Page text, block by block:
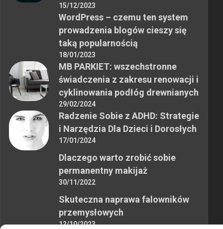
15/12/2023
WordPress – czemu ten system
prowadzenia blogów cieszy się
taką popularnością
18/01/2023
MB PARKIET: wszechstronne
świadczenia z zakresu renowacji i
cyklinowania podłóg drewnianych
29/02/2024
Radzenie Sobie z ADHD: Strategie
i Narzędzia Dla Dzieci i Dorosłych
17/01/2024
Dlaczego warto zrobić sobie
permanentny makijaż
30/11/2022
Skuteczna naprawa falowników
przemysłowych
12/10/2023